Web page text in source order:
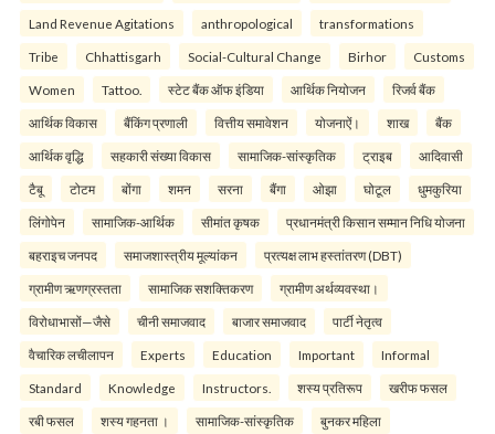
Land Revenue Agitations anthropological transformations
Tribe Chhattisgarh Social-Cultural Change Birhor Customs
Women Tattoo. स्टेट बैंक ऑफ इंडिया आर्थिक नियोजन रिजर्व बैंक
आर्थिक विकास बैंकिंग प्रणाली वित्तीय समावेशन योजनाऐं। शाख बैंक
आर्थिक वृद्धि सहकारी संख्या विकास सामाजिक-सांस्कृतिक ट्राइब आदिवासी
टैबू टोटम बोंगा शमन सरना बैंगा ओझा घोटूल धुमकुरिया
लिंगोपेन सामाजिक-आर्थिक सीमांत कृषक प्रधानमंत्री किसान सम्मान निधि योजना
बहराइच जनपद समाजशास्त्रीय मूल्यांकन प्रत्यक्ष लाभ हस्तांतरण (DBT)
ग्रामीण ऋणग्रस्तता सामाजिक सशक्तिकरण ग्रामीण अर्थव्यवस्था।
विरोधाभासों—जैसे चीनी समाजवाद बाजार समाजवाद पार्टी नेतृत्व
वैचारिक लचीलापन Experts Education Important Informal
Standard Knowledge Instructors. शस्य प्रतिरूप खरीफ फसल
रबी फसल शस्य गहनता । सामाजिक-सांस्कृतिक बुनकर महिला